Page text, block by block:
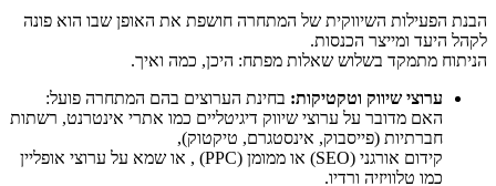
הבנת הפעילות השיווקית של המתחרה חושפת את האופן שבו הוא פונה
לקהל היעד ומייצר הכנסות.
הניתוח מתמקד בשלוש שאלות מפתח: היכן, כמה ואיך.
ערוצי שיווק וטקטיקות: בחינת הערוצים בהם המתחרה פועל:
האם מדובר על ערוצי שיווק דיגיטליים כמו אתרי אינטרנט, רשתות
חברתיות (פייסבוק, אינסטגרם, טיקטוק),
קידום אורגני (SEO) או ממומן (PPC) , או שמא על ערוצי אופליין
כמו טלוויזיה ורדיו.